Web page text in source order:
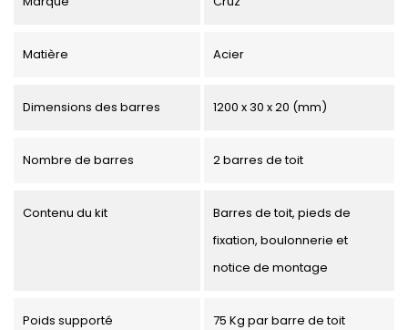
Matière Acier
Dimensions des barres 1200 x 30 x 20 (mm)
Nombre de barres 2 barres de toit
Contenu du kit
Barres de toit, pieds de
fixation, boulonnerie et
notice de montage
Poids supporté 75 Kg par barre de toit